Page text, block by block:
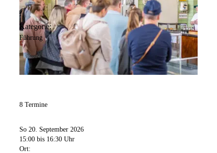
Kategorie:
Führung
8 Termine
So 20. September 2026
15:00 bis 16:30 Uhr
Ort: